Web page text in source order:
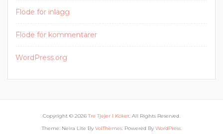
Flöde för inlägg
Flöde för kommentarer
WordPress.org
Copyright © 2026Tre Tjejer I Köket. All Rights Reserved.
Theme: Neira Lite By VolThemes. Powered By WordPress.